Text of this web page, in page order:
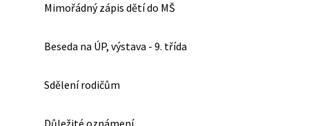
Mimořádný zápis dětí do MŠ
Beseda na ÚP, výstava - 9. třída
Sdělení rodičům
Důležité oznámení